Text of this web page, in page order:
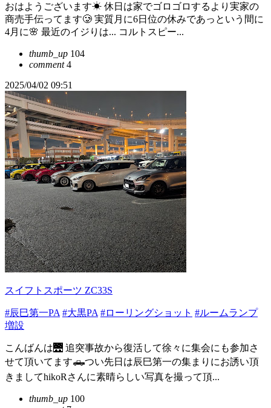
おはようございます☀ 休日は家でゴロゴロするより実家の
商売手伝ってます🥲 実質月に6日位の休みであっという間に
4月に🌸 最近のイジりは... コルトスピー...
thumb_up 104
comment4
2025/04/02 09:51
スイフトスポーツ ZC33S
#辰巳第一PA #大黒PA #ローリングショット #ルームランプ
増設
こんばんは🌉 追突事故から復活して徐々に集会にも参加さ
せて頂いてます🛻つい先日は辰巳第一の集まりにお誘い頂
きましてhikoRさんに素晴らしい写真を撮って頂...
thumb_up 100